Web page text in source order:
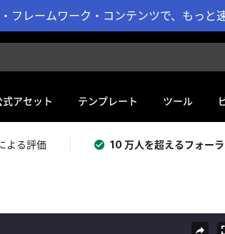
フレームワーク・コンテンツで、もっと
アセット テンプレート ツール
よる評価 10 万人を超えるフォー